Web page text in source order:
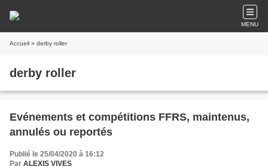
MENU
Accueil » derby roller
derby roller
Evénements et compétitions FFRS, maintenus,
annulés ou reportés
Publié le 25/04/2020 à 16:12
Par ALEXIS VIVES